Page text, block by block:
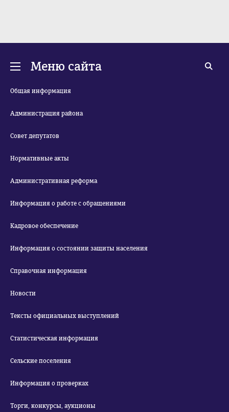
Меню сайта
Общая информация
Администрация района
Совет депутатов
Нормативные акты
Административная реформа
Информация о работе с обращениями
Кадровое обеспечение
Информация о состоянии защиты населения
Справочная информация
Новости
Тексты официальных выступлений
Статистическая информация
Сельские поселения
Информация о проверках
Торги, конкурсы, аукционы